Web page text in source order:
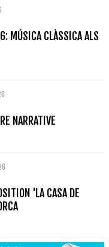
MÚSICA CLÀSSICA ALS
NARRATIVE
'LA CASA DE